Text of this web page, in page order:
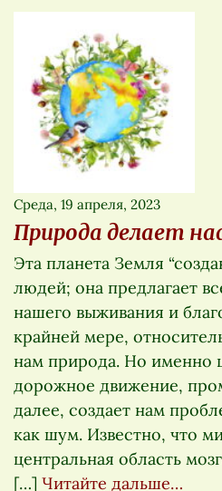
Среда, 19 апреля, 2023
Природа делает
Эта планета Земля
людей; она предлагает
нашего выживания и
крайней мере,
нам природа. Но именно
дорожное движение,
далее, создает нам
как шум. Известно, что
центральная область
[…] Читайте дальше…